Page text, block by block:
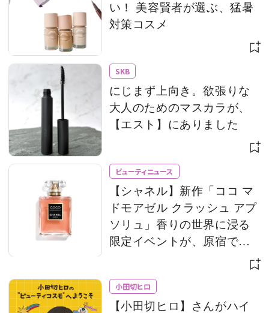
い！ 美容賢者が選ぶ、猛暑
対策コスメ
SKB
にじまず上向き。欲張りな
大人のためのマスカラが、
【エスト】にありました
ビューティニュース
【シャネル】新作「ココ マ
ドモアゼル クラッシュ アプ
ソリュ」香りの世界に浸る
限定イベントが、原宿で開
小田切ヒロ
【小田切ヒロ】さんがハイ